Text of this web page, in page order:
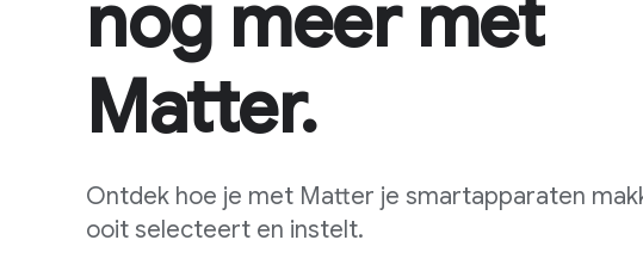
nog meer met
Matter.
Ontdek hoe je met Matter je smartapparaten
ooit selecteert en instelt.